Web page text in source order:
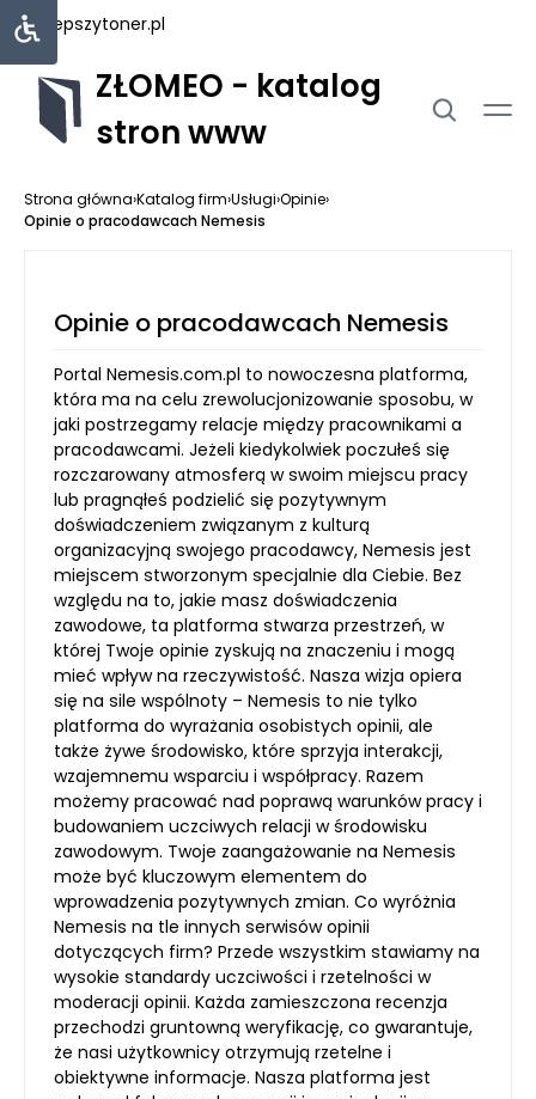
najlepszytoner.pl
ZŁOMEO - katalog
stron www
Strona główna›Katalog firm›Usługi›Opinie›
Opinie o pracodawcach Nemesis
Opinie o pracodawcach Nemesis
Portal Nemesis.com.pl to nowoczesna platforma,
która ma na celu zrewolucjonizowanie sposobu, w
jaki postrzegamy relacje między pracownikami a
pracodawcami. Jeżeli kiedykolwiek poczułeś się
rozczarowany atmosferą w swoim miejscu pracy
lub pragnąłeś podzielić się pozytywnym
doświadczeniem związanym z kulturą
organizacyjną swojego pracodawcy, Nemesis jest
miejscem stworzonym specjalnie dla Ciebie. Bez
względu na to, jakie masz doświadczenia
zawodowe, ta platforma stwarza przestrzeń, w
której Twoje opinie zyskują na znaczeniu i mogą
mieć wpływ na rzeczywistość. Nasza wizja opiera
się na sile wspólnoty – Nemesis to nie tylko
platforma do wyrażania osobistych opinii, ale
także żywe środowisko, które sprzyja interakcji,
wzajemnemu wsparciu i współpracy. Razem
możemy pracować nad poprawą warunków pracy i
budowaniem uczciwych relacji w środowisku
zawodowym. Twoje zaangażowanie na Nemesis
może być kluczowym elementem do
wprowadzenia pozytywnych zmian. Co wyróżnia
Nemesis na tle innych serwisów opinii
dotyczących firm? Przede wszystkim stawiamy na
wysokie standardy uczciwości i rzetelności w
moderacji opinii. Każda zamieszczona recenzja
przechodzi gruntowną weryfikację, co gwarantuje,
że nasi użytkownicy otrzymują rzetelne i
obiektywne informacje. Nasza platforma jest